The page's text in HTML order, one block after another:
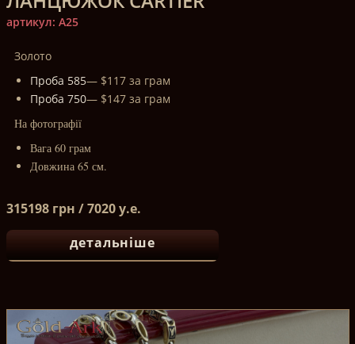
артикул: A25
Золото
Проба 585— $117 за грам
Проба 750— $147 за грам
На фотографії
Вага 60 грам
Довжина 65 см.
315198 грн / 7020 у.е.
детальніше